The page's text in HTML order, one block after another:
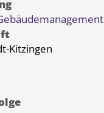
Kitzingen